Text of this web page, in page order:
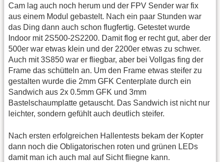
Cam lag auch noch herum und der FPV Sender war fix
aus einem Modul gebastelt. Nach ein paar Stunden war
das Ding dann auch schon flugfertig. Getestet wurde
Indoor mit 2S500-2S2200. Damit flog er recht gut, aber der
500er war etwas klein und der 2200er etwas zu schwer.
Auch mit 3S850 war er fliegbar, aber bei Vollgas fing der
Frame das schütteln an. Um den Frame etwas steifer zu
gestalten wurde die 2mm GFK Centerplate durch ein
Sandwich aus 2x 0.5mm GFK und 3mm
Bastelschaumplatte getauscht. Das Sandwich ist nicht nur
leichter, sondern gefühlt auch deutlich steifer.
Nach ersten erfolgreichen Hallentests bekam der Kopter
dann noch die Obligatorischen roten und grünen LEDs
damit man ich auch mal auf Sicht fliegne kann.